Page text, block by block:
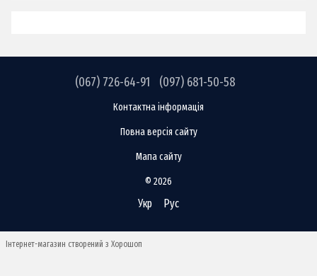
(067) 726-64-91 (097) 681-50-58
Контактна інформація
Повна версія сайту
Мапа сайту
© 2026
Укр Рус
Інтернет-магазин створений з Хорошоп